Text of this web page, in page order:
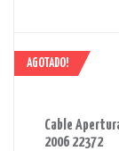
AGOTADO!
Cable
2006 22372